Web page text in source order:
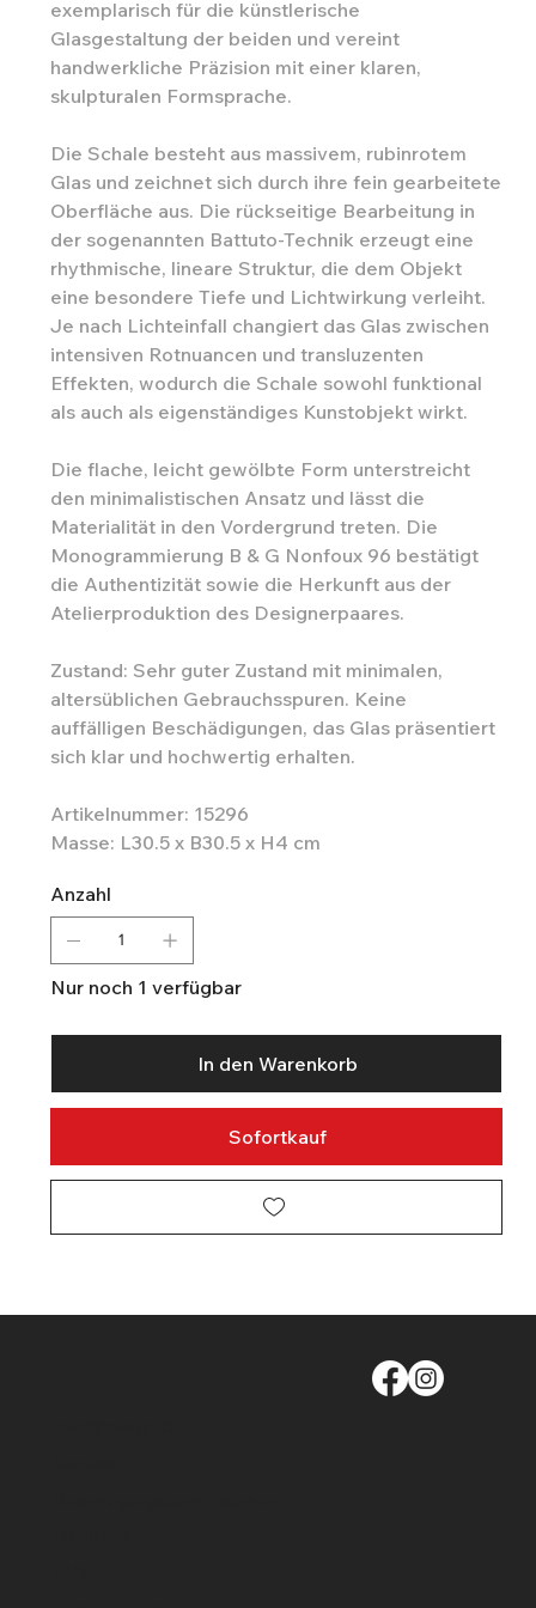
exemplarisch für die künstlerische
Glasgestaltung der beiden und vereint
handwerkliche Präzision mit einer klaren,
skulpturalen Formsprache.
Die Schale besteht aus massivem, rubinrotem
Glas und zeichnet sich durch ihre fein gearbeitete
Oberfläche aus. Die rückseitige Bearbeitung in
der sogenannten Battuto-Technik erzeugt eine
rhythmische, lineare Struktur, die dem Objekt
eine besondere Tiefe und Lichtwirkung verleiht.
Je nach Lichteinfall changiert das Glas zwischen
intensiven Rotnuancen und transluzenten
Effekten, wodurch die Schale sowohl funktional
als auch als eigenständiges Kunstobjekt wirkt.
Die flache, leicht gewölbte Form unterstreicht
den minimalistischen Ansatz und lässt die
Materialität in den Vordergrund treten. Die
Monogrammierung B & G Nonfoux 96 bestätigt
die Authentizität sowie die Herkunft aus der
Atelierproduktion des Designerpaares.
Zustand: Sehr guter Zustand mit minimalen,
altersüblichen Gebrauchsspuren. Keine
auffälligen Beschädigungen, das Glas präsentiert
sich klar und hochwertig erhalten.
Artikelnummer: 15296
Masse: L30.5 x B30.5 x H4 cm
Anzahl
Nur noch 1 verfügbar
In den Warenkorb
Sofortkauf